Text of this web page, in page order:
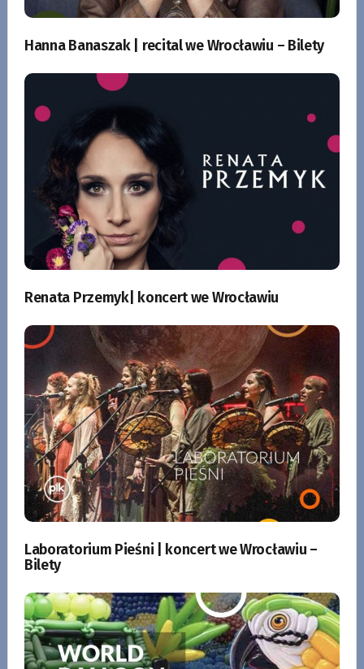
Hanna Banaszak | recital we Wrocławiu – Bilety
Renata Przemyk| koncert we Wrocławiu
Laboratorium Pieśni | koncert we Wrocławiu –
Bilety